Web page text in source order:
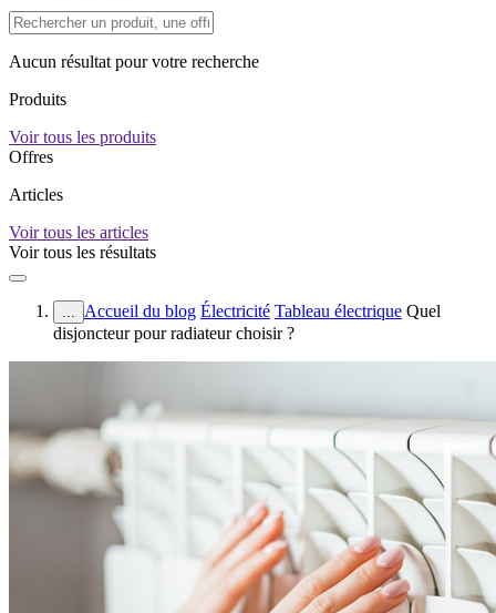
Aucun résultat pour votre recherche
Produits
Voir tous les produits
Offres
Articles
Voir tous les articles
Voir tous les résultats
... Accueil du blog Électricité Tableau électrique Quel
disjoncteur pour radiateur choisir ?